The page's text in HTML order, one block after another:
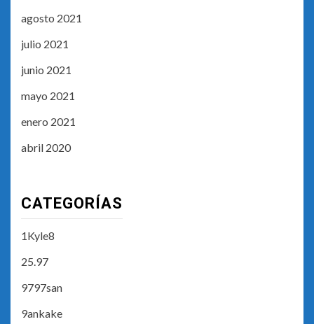
agosto 2021
julio 2021
junio 2021
mayo 2021
enero 2021
abril 2020
CATEGORÍAS
1Kyle8
25.97
9797san
9ankake